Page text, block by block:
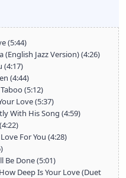
(5:44)
(English Jazz Version) (4:26)
(4:17)
(4:44)
(5:12)
Love (5:37)
With His Song (4:59)
For You (4:28)
Be Done (5:01)
Deep Is Your Love (Duet